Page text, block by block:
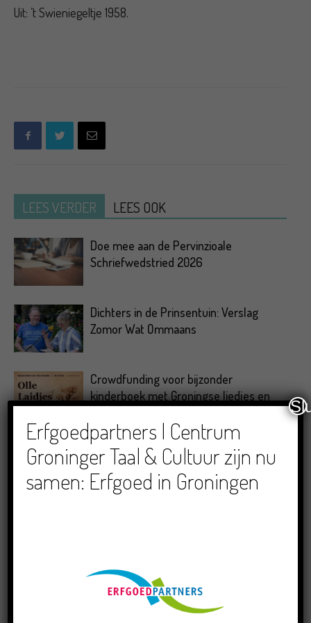
Uit: ’t Swieniegeltje 1958.
LEES VERDER LEES OOK
Doe mee aan de Pervinzioale
Schriefwedstried 2026
Dichters in de Prinsentuin: Verslag
Zomor Wat Ommaans
Crowdfunding voor bijzonder
kinderboek met Groningse liedjes en
RECENTE BERICHTEN
Erfgoedpartners | Centrum
Groninger Taal & Cultuur zijn nu
samen: Erfgoed in Groningen